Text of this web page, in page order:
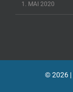
1. MAI 2020
©2026 |